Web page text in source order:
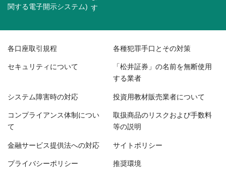
関する電子開示システム)
各口座取引規程 各種犯罪手口とその対策
セキュリティについて 「松井証券」の名前を無断使用
する業者
システム障害時の対応 投資用教材販売業者について
コンプライアンス体制につい
て
取扱商品のリスクおよび手数料
等の説明
金融サービス提供法への対応 サイトポリシー
プライバシーポリシー 推奨環境